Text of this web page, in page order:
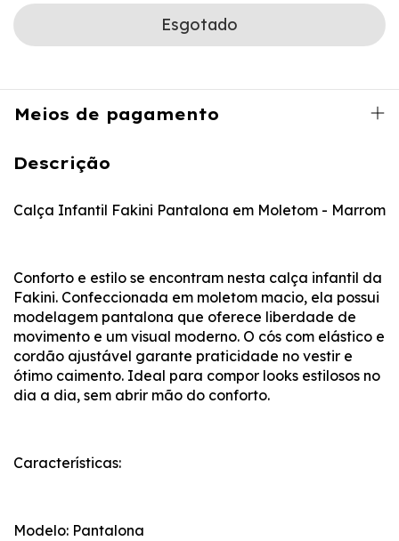
Meios de pagamento
Descrição
Calça Infantil Fakini Pantalona em Moletom - Marrom
Conforto e estilo se encontram nesta calça infantil da
Fakini. Confeccionada em moletom macio, ela possui
modelagem pantalona que oferece liberdade de
movimento e um visual moderno. O cós com elástico e
cordão ajustável garante praticidade no vestir e
ótimo caimento. Ideal para compor looks estilosos no
dia a dia, sem abrir mão do conforto.
Características:
Modelo: Pantalona